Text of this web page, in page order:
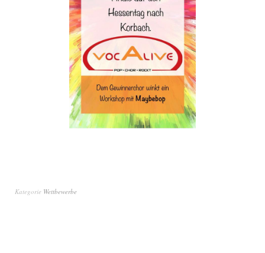
Kategorie Wettbewerbe